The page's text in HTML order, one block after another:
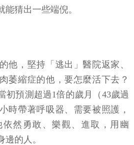
猜出一些端倪。
他，堅持「逃出」醫院返家、
萎縮症的他，要怎麼活下去？
初預測超過1倍的歲月（43歲過
時帶著呼吸器、需要被照護，
然勇敢、樂觀、進取，用幽
的人。